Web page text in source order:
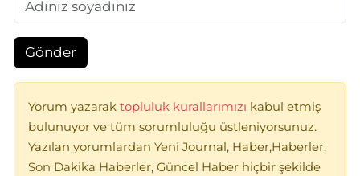
Gönder
Yorum yazarak topluluk kurallarımızı kabul etmiş
bulunuyor ve tüm sorumluluğu üstleniyorsunuz.
Yazılan yorumlardan Yeni Journal, Haber,Haberler,
Son Dakika Haberler, Güncel Haber hiçbir şekilde